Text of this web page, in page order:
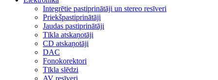
Integrētie pastiprinātāji un stereo resīveri
Priekšpastiprinātāji
Jaudas pastiprinātāji
Tīkla atskaņotāji
CD atskaņotāji
DAC
Fonokorektori
Tīkla slēdzi